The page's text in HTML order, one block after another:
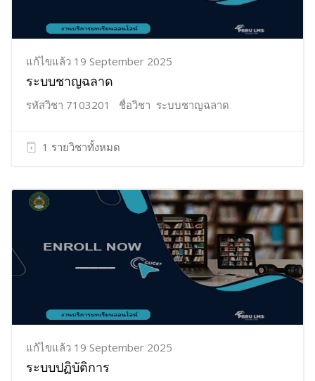
แก้ไขแล้ว 19 September 2025
ระบบชาญฉลาด
รหัสวิชา 7103201 ชื่อวิชา ระบบชาญฉลาด
1 รายวิชาทั้งหมด
แก้ไขแล้ว 19 September 2025
ระบบปฏิบัติการ